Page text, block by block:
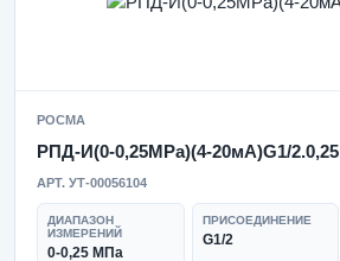
РОСМА
РПД-И(0-0,25MPa)(4-20мА)G1/2.0,25
АРТ. УТ-00056104
ДИАПАЗОН
ИЗМЕРЕНИЙ
0-0,25 МПа
ПРИСОЕДИНЕНИЕ
G1/2